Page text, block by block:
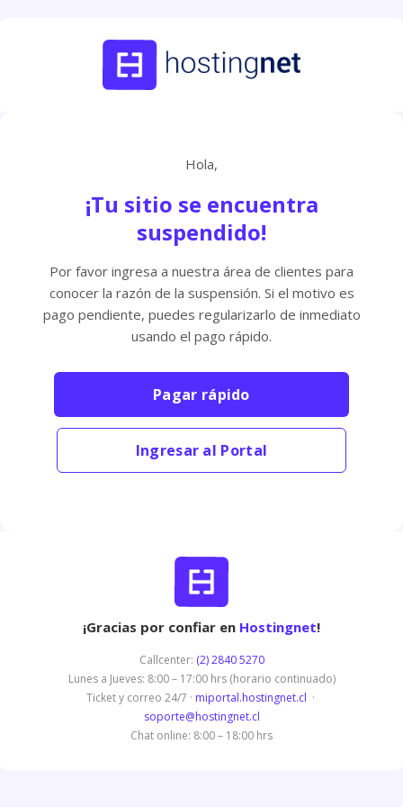
Hola,
¡Tu sitio se encuentra
suspendido!
Por favor ingresa a nuestra área de clientes para
conocer la razón de la suspensión. Si el motivo es
pago pendiente, puedes regularizarlo de inmediato
usando el pago rápido.
Pagar rápido
Ingresar al Portal
¡Gracias por confiar en Hostingnet!
Callcenter: (2) 2840 5270
Lunes a Jueves: 8:00 – 17:00 hrs (horario continuado)
Ticket y correo 24/7 · miportal.hostingnet.cl ·
soporte@hostingnet.cl
Chat online: 8:00 – 18:00 hrs